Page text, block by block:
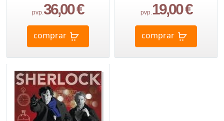
pvp.36,00 €
comprar
pvp.19,00 €
comprar